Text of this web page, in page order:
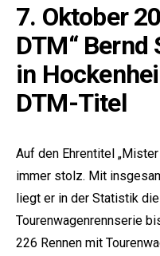
7. Oktober
DTM“
in
DTM-Titel
Auf den Ehrentitel
immer stolz. Mit
liegt er in der Statistik
Tourenwagenrennserie
226 Rennen mit